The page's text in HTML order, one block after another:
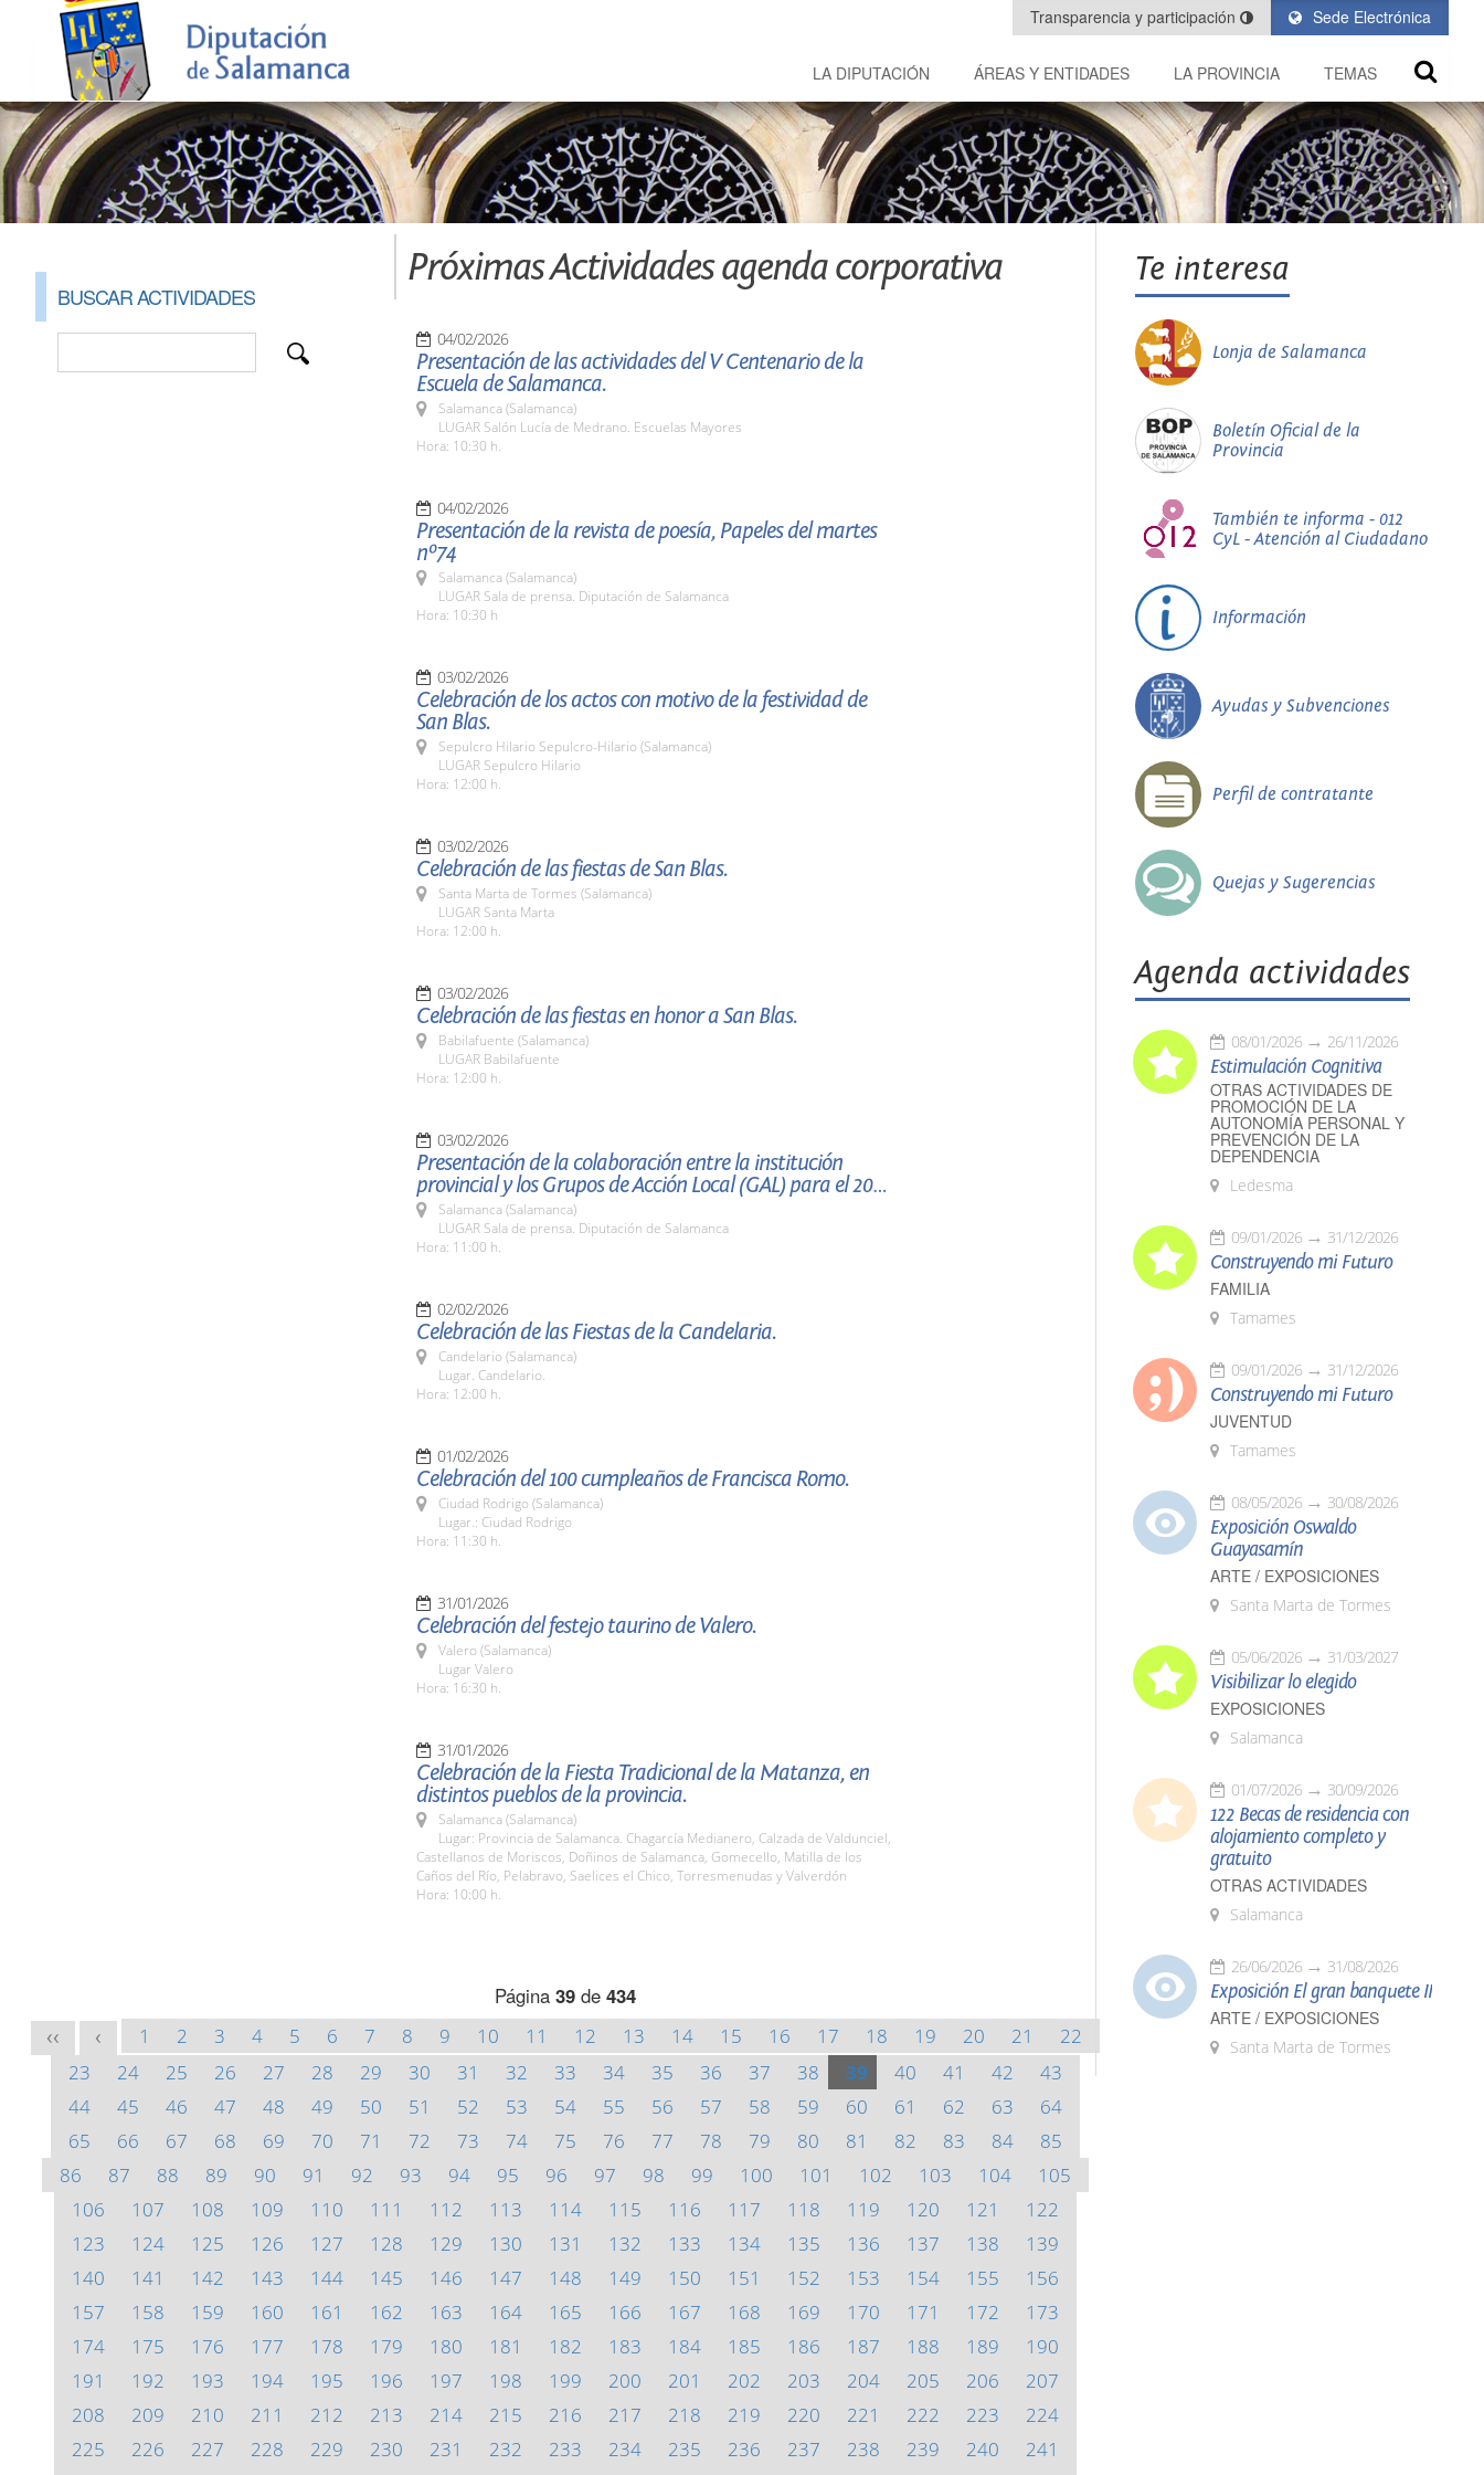
Sede Electrónica
Transparencia y participación
LA DIPUTACIÓN ÁREAS Y ENTIDADES LA PROVINCIA TEMAS
BUSCAR ACTIVIDADES
Próximas Actividades agenda corporativa
04/02/2026
Presentación de las actividades del V Centenario de la
Escuela de Salamanca.
Salamanca (Salamanca)
LUGAR Salón Lucía de Medrano. Escuelas Mayores
Hora: 10:30 h.
04/02/2026
Presentación de la revista de poesía, Papeles del martes
nº74
Salamanca (Salamanca)
LUGAR Sala de prensa. Diputación de Salamanca
Hora: 10:30 h
03/02/2026
Celebración de los actos con motivo de la festividad de
San Blas.
Sepulcro Hilario Sepulcro-Hilario (Salamanca)
LUGAR Sepulcro Hilario
Hora: 12:00 h.
03/02/2026
Celebración de las fiestas de San Blas.
Santa Marta de Tormes (Salamanca)
LUGAR Santa Marta
Hora: 12:00 h.
03/02/2026
Celebración de las fiestas en honor a San Blas.
Babilafuente (Salamanca)
LUGAR Babilafuente
Hora: 12:00 h.
03/02/2026
Presentación de la colaboración entre la institución
provincial y los Grupos de Acción Local (GAL) para el 2026.
Salamanca (Salamanca)
LUGAR Sala de prensa. Diputación de Salamanca
Hora: 11:00 h.
02/02/2026
Celebración de las Fiestas de la Candelaria.
Candelario (Salamanca)
Lugar. Candelario.
Hora: 12:00 h.
01/02/2026
Celebración del 100 cumpleaños de Francisca Romo.
Ciudad Rodrigo (Salamanca)
Lugar.: Ciudad Rodrigo
Hora: 11:30 h.
31/01/2026
Celebración del festejo taurino de Valero.
Valero (Salamanca)
Lugar Valero
Hora: 16:30 h.
31/01/2026
Celebración de la Fiesta Tradicional de la Matanza, en
distintos pueblos de la provincia.
Salamanca (Salamanca)
Lugar: Provincia de Salamanca. Chagarcía Medianero, Calzada de Valdunciel,
Castellanos de Moriscos, Doñinos de Salamanca, Gomecello, Matilla de los
Caños del Río, Pelabravo, Saelices el Chico, Torresmenudas y Valverdón
Hora: 10:00 h.
Página 39 de 434
<< < 1 2 3 4 5 6 7 8 9 10 11 12 13 14 15 16 17 18 19 20 21
22
23
24 25 26 27 28 29 30 31 32 33 34 35 36 37 38 39 40 41 42
43
44
45 46 47 48 49 50 51 52 53 54 55 56 57 58 59 60 61 62 63
64
65
66 67 68 69 70 71 72 73 74 75 76 77 78 79 80 81 82 83 84
85
86
87 88 89 90 91 92 93 94 95 96 97 98 99 100 101 102 103 104
105
106
107 108 109 110 111 112 113 114 115 116 117 118 119 120 121
122
123
124 125 126 127 128 129 130 131 132 133 134 135 136 137 138
139
140
141 142 143 144 145 146 147 148 149 150 151 152 153 154 155
156
157
158 159 160 161 162 163 164 165 166 167 168 169 170 171 172
173
174
175 176 177 178 179 180 181 182 183 184 185 186 187 188 189
190
191
192 193 194 195 196 197 198 199 200 201 202 203 204 205 206
207
208
209 210 211 212 213 214 215 216 217 218 219 220 221 222 223
224
225
226 227 228 229 230 231 232 233 234 235 236 237 238 239 240
241
Te interesa
Lonja de Salamanca
Boletín Oficial de la
Provincia
También te informa - 012
CyL - Atención al Ciudadano
Información
Ayudas y Subvenciones
Perfil de contratante
Quejas y Sugerencias
Agenda actividades
08/01/2026 26/11/2026
Estimulación Cognitiva
OTRAS ACTIVIDADES DE
PROMOCIÓN DE LA
AUTONOMÍA PERSONAL Y
PREVENCIÓN DE LA
DEPENDENCIA
Ledesma
09/01/2026 31/12/2026
Construyendo mi Futuro
FAMILIA
Tamames
09/01/2026 31/12/2026
Construyendo mi Futuro
JUVENTUD
Tamames
08/05/2026 30/08/2026
Exposición Oswaldo
Guayasamín
ARTE / EXPOSICIONES
Santa Marta de Tormes
05/06/2026 31/03/2027
Visibilizar lo elegido
EXPOSICIONES
Salamanca
01/07/2026 30/09/2026
122 Becas de residencia con
alojamiento completo y
gratuito
OTRAS ACTIVIDADES
Salamanca
26/06/2026 31/08/2026
Exposición El gran banquete II
ARTE / EXPOSICIONES
Santa Marta de Tormes